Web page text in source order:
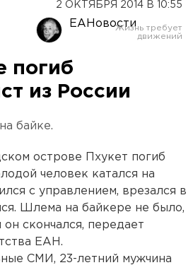
2 ОКТЯБРЯ 2014 В 10:55
ЕАНовости
погиб
из России
байке.
острове Пхукет погиб
человек катался на
с управлением, врезался в
Шлема на байкере не было,
скончался, передает
ЕАН.
СМИ, 23-летний мужчина